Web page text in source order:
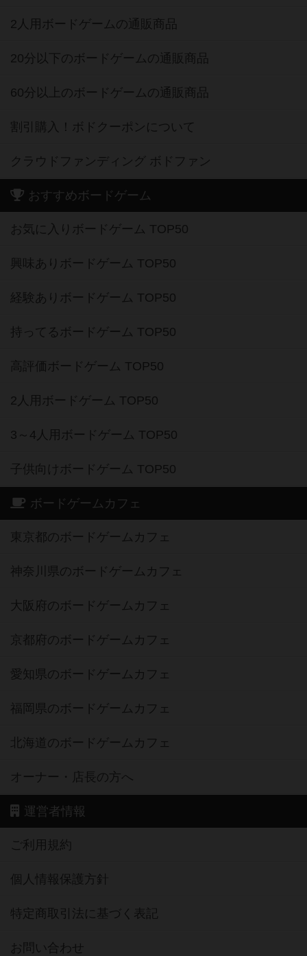
2人用ボードゲームの通販商品
20分以下のボードゲームの通販商品
60分以上のボードゲームの通販商品
割引購入！ボドクーポンについて
クラウドファンディング ボドファン
おすすめボードゲーム
お気に入りボードゲーム TOP50
興味ありボードゲーム TOP50
経験ありボードゲーム TOP50
持ってるボードゲーム TOP50
高評価ボードゲーム TOP50
2人用ボードゲーム TOP50
3～4人用ボードゲーム TOP50
子供向けボードゲーム TOP50
ボードゲームカフェ
東京都のボードゲームカフェ
神奈川県のボードゲームカフェ
大阪府のボードゲームカフェ
京都府のボードゲームカフェ
愛知県のボードゲームカフェ
福岡県のボードゲームカフェ
北海道のボードゲームカフェ
オーナー・店長の方へ
運営者情報
ご利用規約
個人情報保護方針
特定商取引法に基づく表記
お問い合わせ